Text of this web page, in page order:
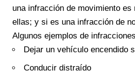
una infracción de movimiento
ellas; y si es una infracción de
Algunos ejemplos de
Dejar un vehículo encendido
Conducir distraído